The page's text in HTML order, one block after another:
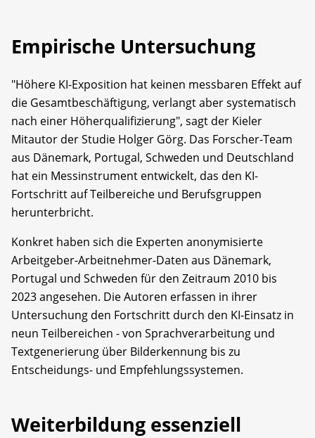
Empirische Untersuchung
"Höhere KI-Exposition hat keinen messbaren Effekt auf
die Gesamtbeschäftigung, verlangt aber systematisch
nach einer Höherqualifizierung", sagt der Kieler
Mitautor der Studie Holger Görg. Das Forscher-Team
aus Dänemark, Portugal, Schweden und Deutschland
hat ein Messinstrument entwickelt, das den KI-
Fortschritt auf Teilbereiche und Berufsgruppen
herunterbricht.
Konkret haben sich die Experten anonymisierte
Arbeitgeber-Arbeitnehmer-Daten aus Dänemark,
Portugal und Schweden für den Zeitraum 2010 bis
2023 angesehen. Die Autoren erfassen in ihrer
Untersuchung den Fortschritt durch den KI-Einsatz in
neun Teilbereichen - von Sprachverarbeitung und
Textgenerierung über Bilderkennung bis zu
Entscheidungs- und Empfehlungssystemen.
Weiterbildung essenziell